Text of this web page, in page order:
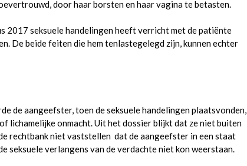
door haar borsten en haar vagina te betasten.
2017 seksuele handelingen heeft verricht met de patiënte
De beide feiten die hem tenlastegelegd zijn, kunnen echter
de aangeefster, toen de seksuele handelingen plaatsvonden,
lichamelijke onmacht. Uit het dossier blijkt dat ze niet buiten
rechtbank niet vaststellen dat de aangeefster in een staat
seksuele verlangens van de verdachte niet kon weerstaan.